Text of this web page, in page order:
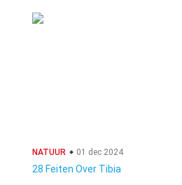
NATUUR 01 dec 2024
28 Feiten Over Tibia